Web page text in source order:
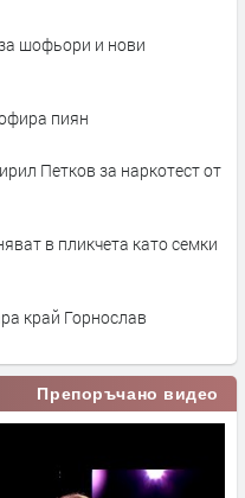
шофьори и нови
пиян
Петков за наркотест от
в пликчета като семки
край Горнослав
Препоръчано видео